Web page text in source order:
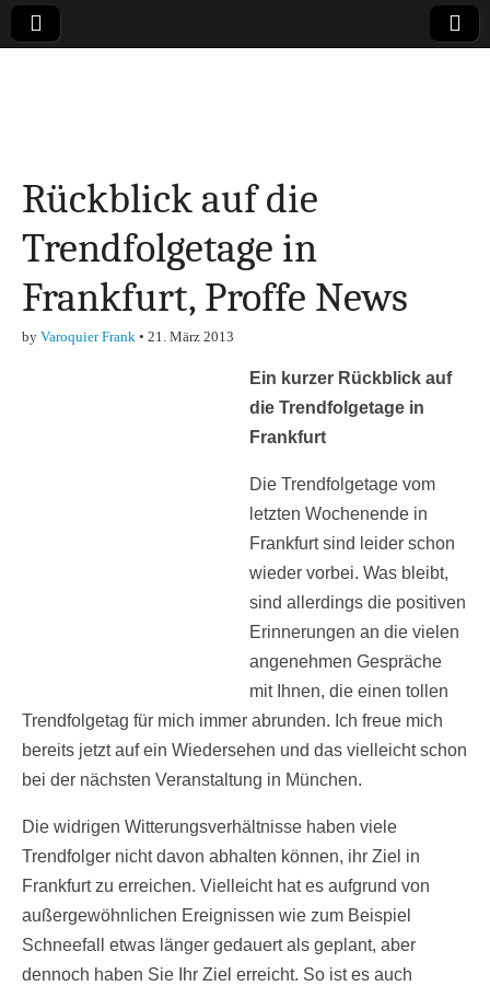
Finanzen,
Marketing-, Vertrieb-
& Investment-Tipps
Rückblick auf die
Trendfolgetage in
Frankfurt, Proffe News
by Varoquier Frank • 21. März 2013
Ein kurzer Rückblick auf
die Trendfolgetage in
Frankfurt
Die Trendfolgetage vom
letzten Wochenende in
Frankfurt sind leider schon
wieder vorbei. Was bleibt,
sind allerdings die positiven
Erinnerungen an die vielen
angenehmen Gespräche
mit Ihnen, die einen tollen
Trendfolgetag für mich immer abrunden. Ich freue mich
bereits jetzt auf ein Wiedersehen und das vielleicht schon
bei der nächsten Veranstaltung in München.
Die widrigen Witterungsverhältnisse haben viele
Trendfolger nicht davon abhalten können, ihr Ziel in
Frankfurt zu erreichen. Vielleicht hat es aufgrund von
außergewöhnlichen Ereignissen wie zum Beispiel
Schneefall etwas länger gedauert als geplant, aber
dennoch haben Sie Ihr Ziel erreicht. So ist es auch